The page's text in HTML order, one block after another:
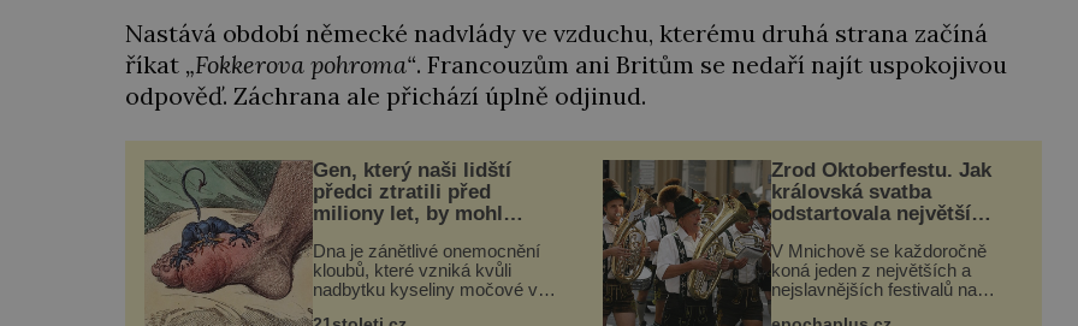
Nastává období německé nadvlády ve vzduchu, kterému druhá strana začíná
říkat „Fokkerova pohroma“. Francouzům ani Britům se nedaří najít uspokojivou
odpověď. Záchrana ale přichází úplně odjinud.
Gen, který naši lidští
předci ztratili před
miliony let, by mohl
pomoci s léčbou „nemoci
králů“
Dna je zánětlivé onemocnění
kloubů, které vzniká kvůli
nadbytku kyseliny močové v
těle. Ta se ve formě krystalků
Zrod Oktoberfestu. Jak
královská svatba
odstartovala největší
pivní festival světa
V Mnichově se každoročně
koná jeden z největších a
nejslavnějších festivalů na